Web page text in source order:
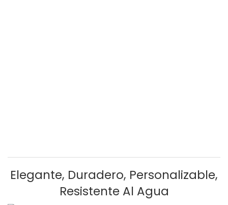
Elegante, Duradero, Personalizable,
Resistente Al Agua